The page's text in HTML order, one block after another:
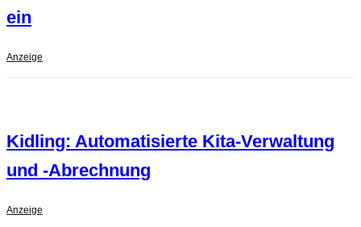
ein
Anzeige
Kidling: Automatisierte Kita-Verwaltung
und -Abrechnung
Anzeige